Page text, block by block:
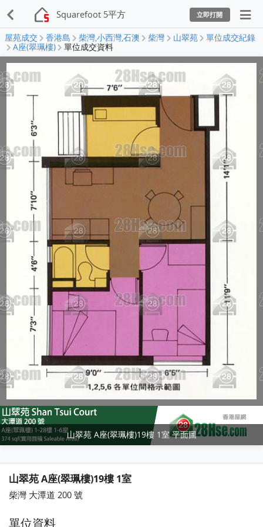
Squarefoot 5平方 立即打開
屋苑成交 香港島 柴灣,小西灣,石澳 柴灣 山翠苑
單位成交紀錄
A座(翠珮樓)
單位成交資料
山翠苑 A座(翠珮樓)19樓 1室 平面圖
山翠苑 A座(翠珮樓)19樓 1室
柴灣 大潭道 200 號
單位資料